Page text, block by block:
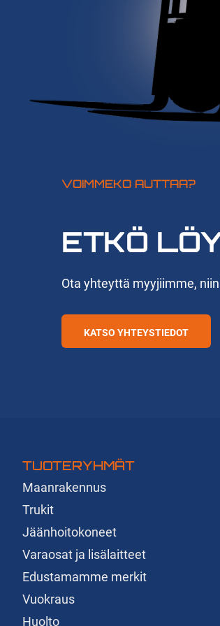
VOIMMEKO AUTTAA?
ETKÖ
Ota yhteyttä myyjiimme,
KATSO YHTEYSTIEDOT
TUOTERYHMÄT
Maanrakennus
Trukit
Jäänhoitokoneet
Varaosat ja lisälaitteet
Edustamamme merkit
Vuokraus
Huolto